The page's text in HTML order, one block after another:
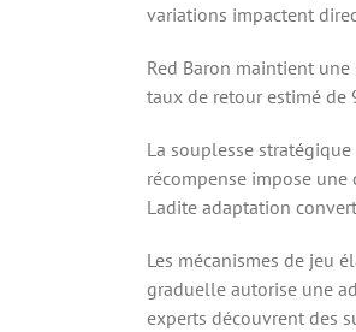
variations impactent
Red Baron maintient
taux de retour estimé de
La souplesse
récompense impose
Ladite adaptation
Les mécanismes de jeu
graduelle autorise une
experts découvrent des